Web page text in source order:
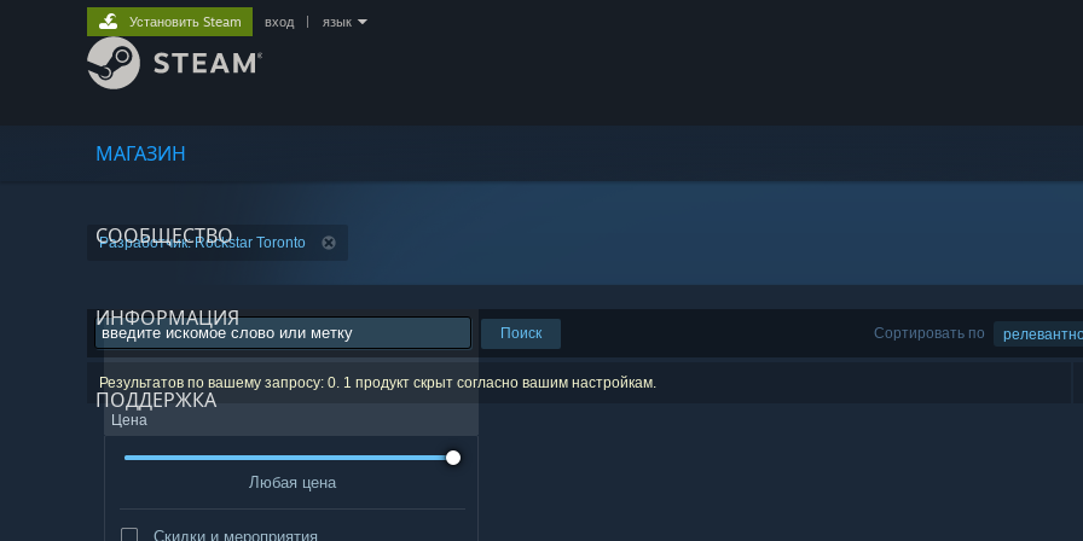
МАГАЗИН
СООБЩЕСТВО
ИНФОРМАЦИЯ
ПОДДЕРЖКА
Установить Steam вход язык
Разработчик: Rockstar Toronto
Сортировать по
Поиск
Результатов по вашему запросу: 0. 1 продукт скрыт согласно вашим настройкам.
Цена
Любая цена
Скидки и мероприятия